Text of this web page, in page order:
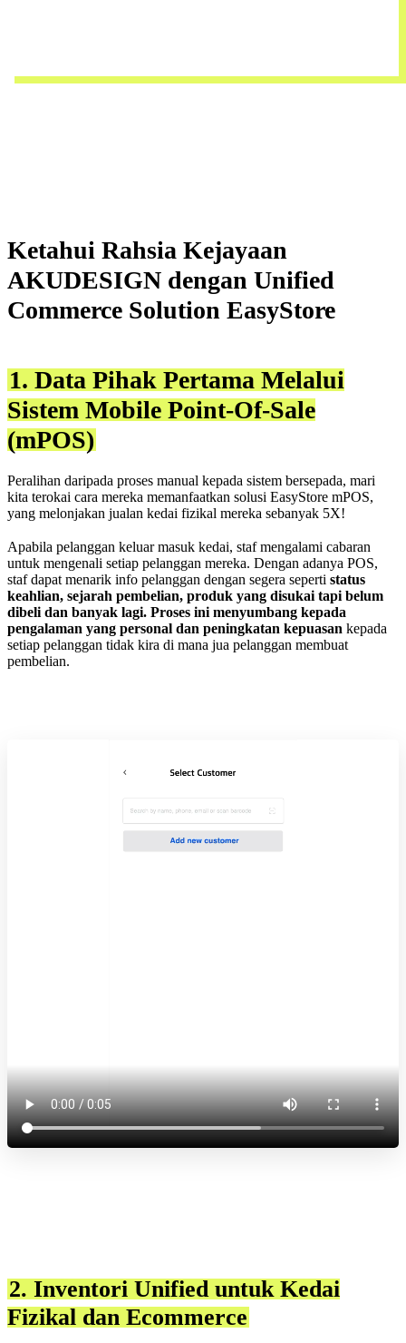
Ketahui Rahsia Kejayaan
AKUDESIGN dengan Unified
Commerce Solution EasyStore
1. Data Pihak Pertama Melalui
Sistem Mobile Point-Of-Sale
(mPOS)
Peralihan daripada proses manual kepada sistem bersepada, mari
kita terokai cara mereka memanfaatkan solusi EasyStore mPOS,
yang melonjakan jualan kedai fizikal mereka sebanyak 5X!
Apabila pelanggan keluar masuk kedai, staf mengalami cabaran
untuk mengenali setiap pelanggan mereka. Dengan adanya POS,
staf dapat menarik info pelanggan dengan segera seperti status
keahlian, sejarah pembelian, produk yang disukai tapi belum
dibeli dan banyak lagi. Proses ini menyumbang kepada
pengalaman yang personal dan peningkatan kepuasan kepada
setiap pelanggan tidak kira di mana jua pelanggan membuat
pembelian.
2. Inventori Unified untuk Kedai
Fizikal dan Ecommerce